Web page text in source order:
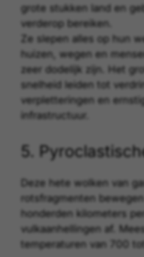
grote stukken land en
verderop bereiken.
Ze slepen alles op hun
huizen, wegen en
zeer dodelijk zijn. Het
snelheid leiden tot
verpletteringen en
infrastructuur.
5.
Deze hete wolken van
rotsfragmenten
honderden kilometers
vulkaanhellingen af.
temperaturen van 700 tot